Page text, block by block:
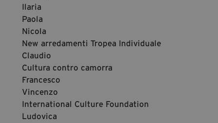
Ilaria
Paola
Nicola
New arredamenti Tropea Individuale
Claudio
Cultura contro camorra
Francesco
Vincenzo
International Culture Foundation
Ludovica